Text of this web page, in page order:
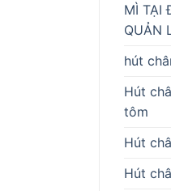
MÌ TẠI
QUẢN
hút
Hút
tôm
Hút
Hút